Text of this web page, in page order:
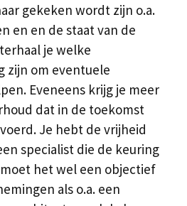
gekeken wordt zijn o.a.
en en de staat van de
je welke
zijn om eventuele
Eveneens krijg je meer
dat in de toekomst
Je hebt de vrijheid
specialist die de keuring
het wel een objectief
als o.a. een